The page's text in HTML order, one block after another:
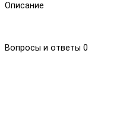
Описание
Вопросы и ответы 0